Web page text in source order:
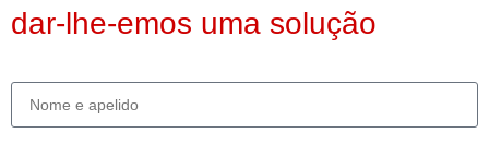
dar-lhe-emos uma solução